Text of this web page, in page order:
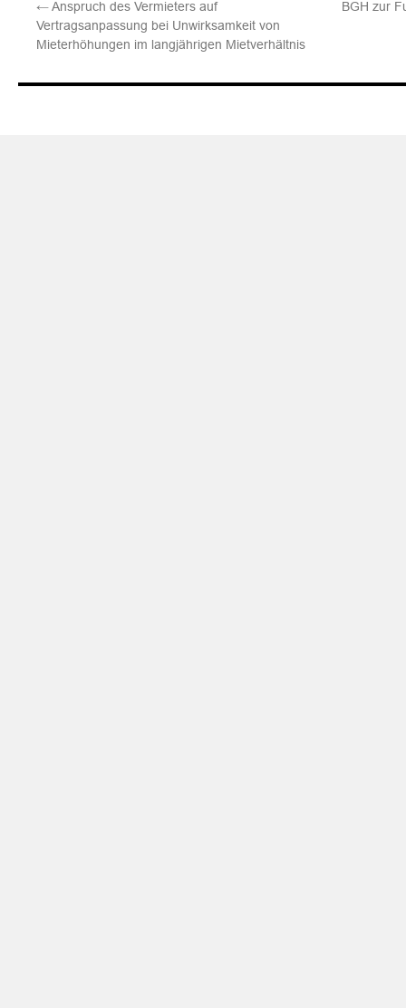
←Anspruch des Vermieters auf
Vertragsanpassung bei Unwirksamkeit von
Mieterhöhungen im langjährigen Mietverhältnis
BGH zur